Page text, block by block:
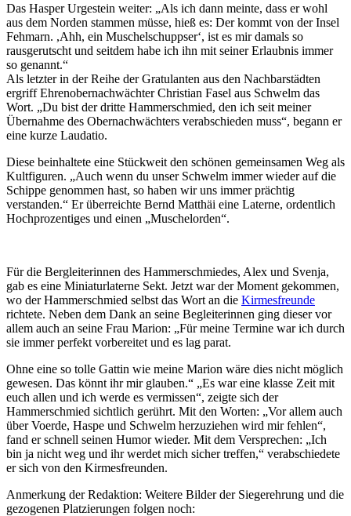
Das Hasper Urgestein weiter: „Als ich dann meinte, dass er wohl
aus dem Norden stammen müsse, hieß es: Der kommt von der Insel
Fehmarn. ,Ahh, ein Muschelschuppser‘, ist es mir damals so
rausgerutscht und seitdem habe ich ihn mit seiner Erlaubnis immer
so genannt.“
Als letzter in der Reihe der Gratulanten aus den Nachbarstädten
ergriff Ehrenobernachwächter Christian Fasel aus Schwelm das
Wort. „Du bist der dritte Hammerschmied, den ich seit meiner
Übernahme des Obernachwächters verabschieden muss“, begann er
eine kurze Laudatio.
Diese beinhaltete eine Stückweit den schönen gemeinsamen Weg als
Kultfiguren. „Auch wenn du unser Schwelm immer wieder auf die
Schippe genommen hast, so haben wir uns immer prächtig
verstanden.“ Er überreichte Bernd Matthäi eine Laterne, ordentlich
Hochprozentiges und einen „Muschelorden“.
Für die Bergleiterinnen des Hammerschmiedes, Alex und Svenja,
gab es eine Miniaturlaterne Sekt. Jetzt war der Moment gekommen,
wo der Hammerschmied selbst das Wort an die Kirmesfreunde
richtete. Neben dem Dank an seine Begleiterinnen ging dieser vor
allem auch an seine Frau Marion: „Für meine Termine war ich durch
sie immer perfekt vorbereitet und es lag parat.
Ohne eine so tolle Gattin wie meine Marion wäre dies nicht möglich
gewesen. Das könnt ihr mir glauben.“ „Es war eine klasse Zeit mit
euch allen und ich werde es vermissen“, zeigte sich der
Hammerschmied sichtlich gerührt. Mit den Worten: „Vor allem auch
über Voerde, Haspe und Schwelm herzuziehen wird mir fehlen“,
fand er schnell seinen Humor wieder. Mit dem Versprechen: „Ich
bin ja nicht weg und ihr werdet mich sicher treffen,“ verabschiedete
er sich von den Kirmesfreunden.
Anmerkung der Redaktion: Weitere Bilder der Siegerehrung und die
gezogenen Platzierungen folgen noch: